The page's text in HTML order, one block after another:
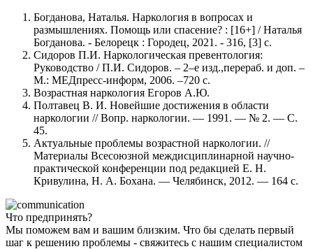
Богданова, Наталья. Наркология в вопросах и
размышлениях. Помощь или спасение? : [16+] / Наталья
Богданова. - Белорецк : Городец, 2021. - 316, [3] с.
Сидоров П.И. Наркологическая превентология:
Руководство / П.И. Сидоров. – 2–е изд.,перераб. и доп. –
М.: МЕДпресс-информ, 2006. –720 с.
Возрастная наркология Егоров А.Ю.
Полтавец В. И. Новейшие достижения в области
наркологии // Вопр. наркологии. — 1991. — № 2. — С.
45.
Актуальные проблемы возрастной наркологии. //
Материалы Всесоюзной междисциплинарной научно-
практической конференции под редакцией Е. Н.
Кривулина, Н. А. Бохана. — Челябинск, 2012. — 164 с.
Что предпринять?
Мы поможем вам и вашим близким. Что бы сделать первый
шаг к решению проблемы - свяжитесь с нашим специалистом